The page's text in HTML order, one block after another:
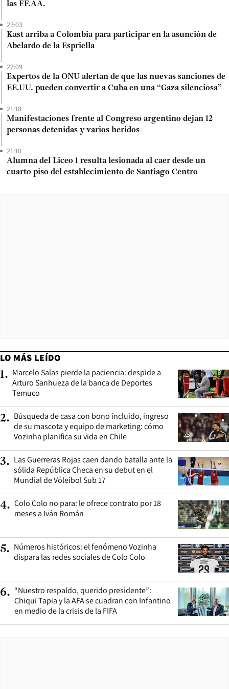
las FF.AA.
23:03
Kast arriba a Colombia para participar en la asunción de
Abelardo de la Espriella
22:09
Expertos de la ONU alertan de que las nuevas sanciones de
EE.UU. pueden convertir a Cuba en una “Gaza silenciosa”
21:18
Manifestaciones frente al Congreso argentino dejan 12
personas detenidas y varios heridos
21:10
Alumna del Liceo 1 resulta lesionada al caer desde un
cuarto piso del establecimiento de Santiago Centro
LO MÁS LEÍDO
1. Marcelo Salas pierde la paciencia: despide a
Arturo Sanhueza de la banca de Deportes
Temuco
2. Búsqueda de casa con bono incluido, ingreso
de su mascota y equipo de marketing: cómo
Vozinha planifica su vida en Chile
3. Las Guerreras Rojas caen dando batalla ante la
sólida República Checa en su debut en el
Mundial de Vóleibol Sub 17
4. Colo Colo no para: le ofrece contrato por 18
meses a Iván Román
5. Números históricos: el fenómeno Vozinha
dispara las redes sociales de Colo Colo
6. “Nuestro respaldo, querido presidente”:
Chiqui Tapia y la AFA se cuadran con Infantino
en medio de la crisis de la FIFA